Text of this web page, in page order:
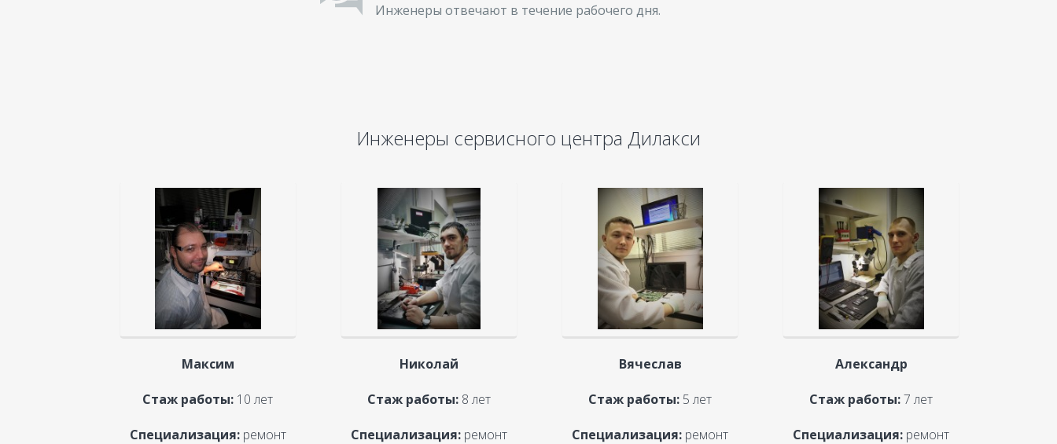
Инженеры отвечают в течение рабочего дня.
Инженеры сервисного центра Дилакси
Максим
Стаж работы: 10 лет
Специализация:ремонт
Николай
Стаж работы:8 лет
Специализация:ремонт
Вячеслав
Стаж работы: 5 лет
Специализация: ремонт
Александр
Стаж работы:7 лет
Специализация: ремонт